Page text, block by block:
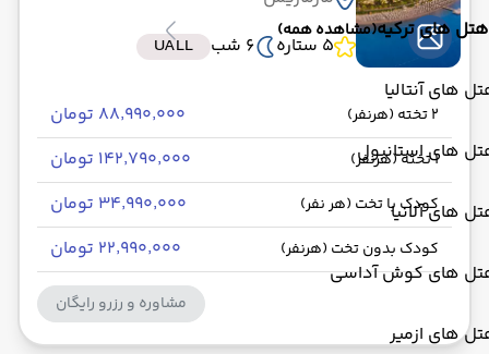
هتل های ترکیه(مشاهده همه)
های آنتالیا
های استانبول
های آلانیا
های کوش آداسی
های ازمیر
5 ستاره
6 شب UALL
2 تخته (هرنفر) ۸۸٬۹۹۰٬۰۰۰ تومان
1 تخته (هرنفر) ۱۴۲٬۷۹۰٬۰۰۰ تومان
کودک با تخت (هر نفر) ۳۴٬۹۹۰٬۰۰۰ تومان
کودک بدون تخت (هرنفر) ۲۲٬۹۹۰٬۰۰۰ تومان
مشاوره و رزرو رایگان